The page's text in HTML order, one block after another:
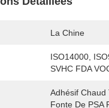
La Chine
ISO14000,
SVHC FDA
Adhésif Chaud
Fonte De PSA